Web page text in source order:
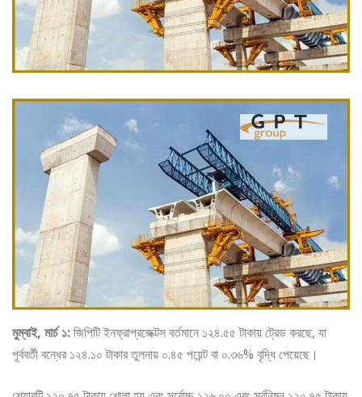
মুম্বাই, মার্চ ১:জিপিটি ইনফ্রাপ্রজেক্টস বর্তমানে ১২৪.৫৫ টাকায় ট্রেড করছে, যা
পূর্ববর্তী বন্ধের ১২৪.১০ টাকার তুলনায় ০.৪৫ পয়েন্ট বা ০.৩৬% বৃদ্ধি পেয়েছে।